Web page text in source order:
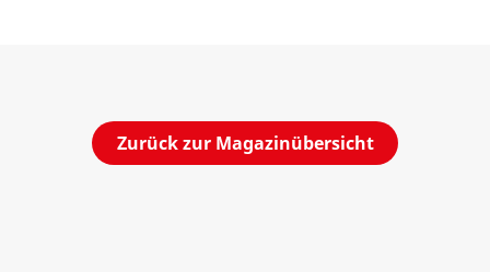
Zurück zur Magazinübersicht